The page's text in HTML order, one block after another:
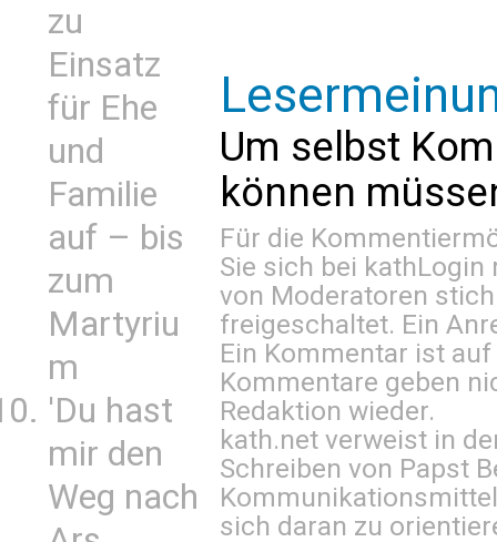
zu
Einsatz
für Ehe
und
Familie
auf – bis
zum
Martyriu
m
'Du hast
mir den
Weg nach
Um selbst
können
Für die
Sie sich bei kathLogin
von Moderatoren
freigeschaltet. Ein
Ein Kommentar ist
Kommentare geben
Redaktion wieder.
kath.net verweist in
Schreiben von Papst
sich daran zu